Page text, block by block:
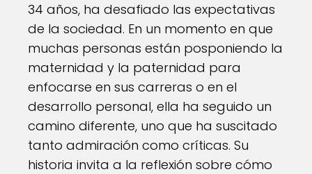
34 años, ha desafiado las expectativas
de la sociedad. En un momento en que
muchas personas están posponiendo la
maternidad y la paternidad para
enfocarse en sus carreras o en el
desarrollo personal, ella ha seguido un
camino diferente, uno que ha suscitado
tanto admiración como críticas. Su
historia invita a la reflexión sobre cómo